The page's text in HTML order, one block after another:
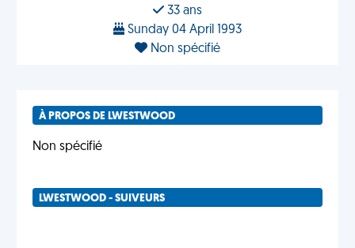
33 ans
Sunday 04 April 1993
Non spécifié
À PROPOS DE LWESTWOOD
Non spécifié
LWESTWOOD - SUIVEURS